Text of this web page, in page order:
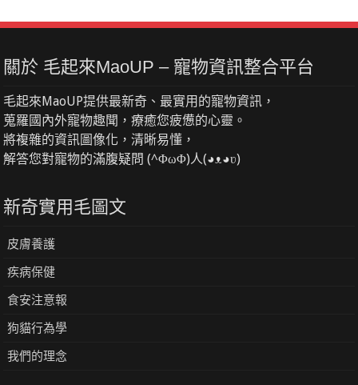
關於 毛起來MaoUP – 寵物資訊整合平台
毛起來MaoUP提供最新奇、最實用的寵物資訊，
蒐羅國內外寵物趣聞，療癒您疲憊的心靈。
將複雜的資訊圖像化，清晰易懂，
解答您對寵物的滿腹疑問 (^ΦωΦ)人(◕ᴥ◕ʋ)
新奇實用毛圖文
皮膚養護
疾病保健
食安注意報
狗貓行為學
我們的理念